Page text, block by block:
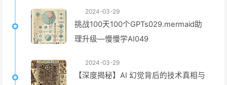
2024-03-29
挑战100天100个GPTs029.mermaid助
理升级—慢慢学AI049
2024-03-29
【深度揭秘】AI 幻觉背后的技术真相与